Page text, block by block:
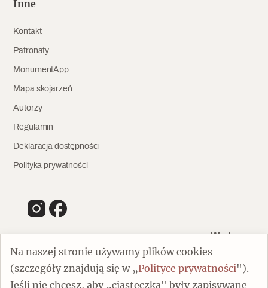
Na naszej stronie używamy plików cookies
(szczegóły znajdują się w „Polityce prywatności").
Jeśli nie chcesz, aby „ciasteczka" były zapisywane
Inne
Kontakt
Patronaty
MonumentApp
Mapa skojarzeń
Autorzy
Regulamin
Deklaracja dostępności
Polityka prywatności
Wydawca
00-805 Warszawa